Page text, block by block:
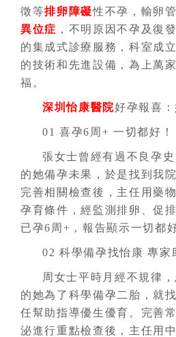
徵等排卵障礙性不孕，輸卵
異位症 ，不明原因不孕及復
的集成式診療服務，科室成
的技術和先進設備，為上萬
福。
深圳怡康醫院好孕報喜
01 喜孕6周+ 一切都好！
張女士曾經有過不良孕
的她備孕未果，於是找到我
完善相關檢查後，主任用藥
孕育條件，經監測排卵、促
已孕6周+，報告顯示一切都好
02 科學備孕找怡康 專家
周女士平時月經不規律
的她為了科學備孕二胎，就
任幫助指導優生優育。完善
泌進行重點檢查後，主任用